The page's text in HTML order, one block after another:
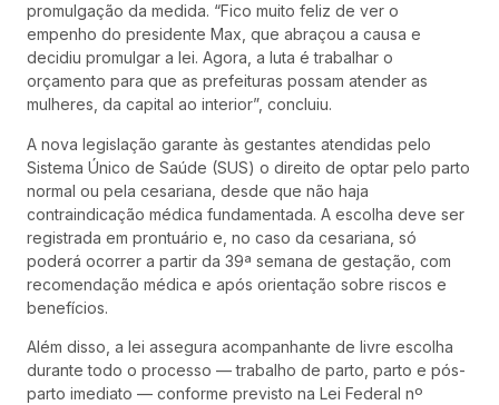
promulgação da medida. “Fico muito feliz de ver o
empenho do presidente Max, que abraçou a causa e
decidiu promulgar a lei. Agora, a luta é trabalhar o
orçamento para que as prefeituras possam atender as
mulheres, da capital ao interior”, concluiu.
A nova legislação garante às gestantes atendidas pelo
Sistema Único de Saúde (SUS) o direito de optar pelo parto
normal ou pela cesariana, desde que não haja
contraindicação médica fundamentada. A escolha deve ser
registrada em prontuário e, no caso da cesariana, só
poderá ocorrer a partir da 39ª semana de gestação, com
recomendação médica e após orientação sobre riscos e
benefícios.
Além disso, a lei assegura acompanhante de livre escolha
durante todo o processo — trabalho de parto, parto e pós-
parto imediato — conforme previsto na Lei Federal nº